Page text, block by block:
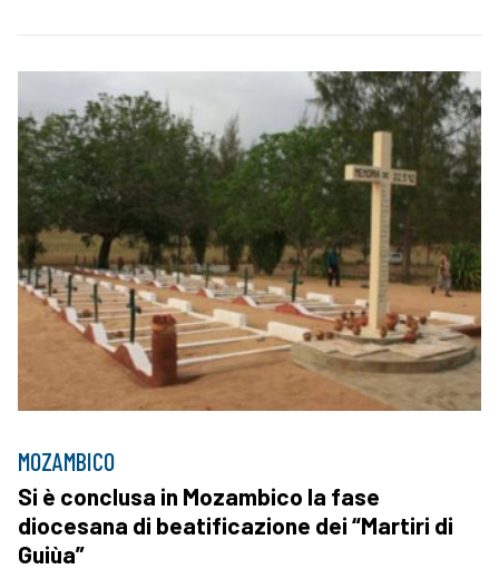
MOZAMBICO
Si è conclusa in Mozambico la fase
diocesana di beatificazione dei “Martiri di
Guiùa”